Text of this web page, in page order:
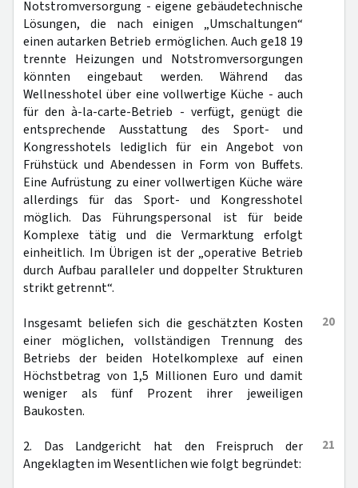
Notstromversorgung - eigene gebäudetechnische
Lösungen, die nach einigen „Umschaltungen“
einen autarken Betrieb ermöglichen. Auch ge18 19
trennte Heizungen und Notstromversorgungen
könnten eingebaut werden. Während das
Wellnesshotel über eine vollwertige Küche - auch
für den à-la-carte-Betrieb - verfügt, genügt die
entsprechende Ausstattung des Sport- und
Kongresshotels lediglich für ein Angebot von
Frühstück und Abendessen in Form von Buffets.
Eine Aufrüstung zu einer vollwertigen Küche wäre
allerdings für das Sport- und Kongresshotel
möglich. Das Führungspersonal ist für beide
Komplexe tätig und die Vermarktung erfolgt
einheitlich. Im Übrigen ist der „operative Betrieb
durch Aufbau paralleler und doppelter Strukturen
strikt getrennt“.
20
Insgesamt beliefen sich die geschätzten Kosten
einer möglichen, vollständigen Trennung des
Betriebs der beiden Hotelkomplexe auf einen
Höchstbetrag von 1,5 Millionen Euro und damit
weniger als fünf Prozent ihrer jeweiligen
Baukosten.
21
2. Das Landgericht hat den Freispruch der
Angeklagten im Wesentlichen wie folgt begründet: